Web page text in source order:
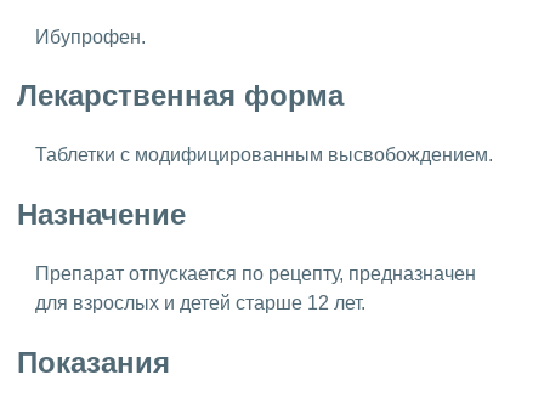
Ибупрофен.
Лекарственная форма
Таблетки с модифицированным высвобождением.
Назначение
Препарат отпускается по рецепту, предназначен
для взрослых и детей старше 12 лет.
Показания